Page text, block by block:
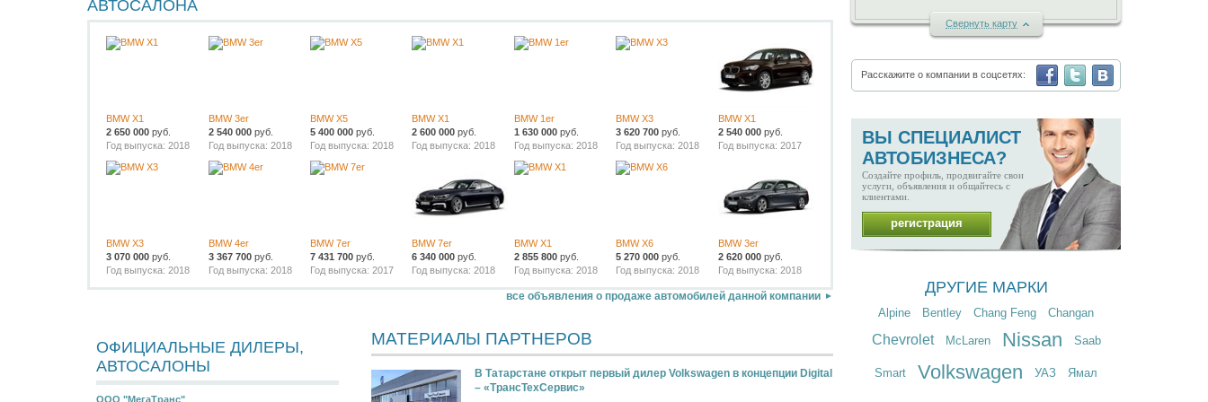
АВТОСАЛОНА
BMW X1
2 650 000 руб.
Год выпуска: 2018
BMW 3er
2 540 000руб.
Год выпуска: 2018
BMW X5
5 400 000 руб.
Год выпуска: 2018
BMW X1
2 600 000 руб.
Год выпуска: 2018
BMW 1er
1 630 000руб.
Год выпуска: 2018
BMW X3
3 620 700 руб.
Год выпуска: 2018
BMW X1
2 540 000руб.
Год выпуска: 2017
BMW X3
3 070 000 руб.
Год выпуска: 2018
BMW 4er
3 367 700руб.
Год выпуска: 2018
BMW 7er
7 431 700 руб.
Год выпуска: 2017
BMW 7er
6 340 000 руб.
Год выпуска: 2018
BMW X1
2 855 800руб.
Год выпуска: 2018
BMW X6
5 270 000 руб.
Год выпуска: 2018
BMW 3er
2 620 000руб.
Год выпуска: 2018
все объявления о продаже автомобилей данной компании
ОФИЦИАЛЬНЫЕ ДИЛЕРЫ,
АВТОСАЛОНЫ
ООО "МегаТранс"
МАТЕРИАЛЫ ПАРТНЕРОВ
В Татарстане открыт первый дилер Volkswagen в концепции Digital
– «ТрансТехСервис»
Cвернуть карту
Расскажите о компании в соцсетях:
ВЫ СПЕЦИАЛИСТ
АВТОБИЗНЕСА?
Создайте профиль, продвигайте свои
услуги, объявления и общайтесь с
клиентами.
регистрация
ДРУГИЕ МАРКИ
Alpine Bentley Chang Feng Changan
Chevrolet McLaren Nissan Saab
Smart Volkswagen УАЗ Ямал